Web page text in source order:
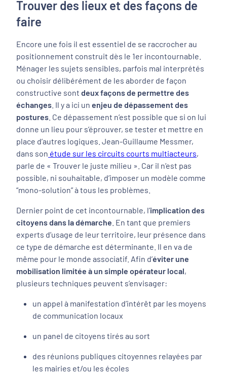
Trouver des lieux et des façons de
faire
Encore une fois il est essentiel de se raccrocher au
positionnement construit dès le 1er incontournable.
Ménager les sujets sensibles, parfois mal interprétés
ou choisir délibérément de les aborder de façon
constructive sont deux façons de permettre des
échanges . Il y a ici un enjeu de dépassement des
postures . Ce dépassement n’est possible que si on lui
donne un lieu pour s’éprouver, se tester et mettre en
place d’autres logiques. Jean-Guillaume Messmer,
dans son étude sur les circuits courts multiacteurs,
parle de « Trouver le juste milieu ». Car il n’est pas
possible, ni souhaitable, d’imposer un modèle comme
“mono-solution” à tous les problèmes.
Dernier point de cet incontournable, l’implication des
citoyens dans la démarche . En tant que premiers
experts d’usage de leur territoire, leur présence dans
ce type de démarche est déterminante. Il en va de
même pour le monde associatif. Afin d’éviter une
mobilisation limitée à un simple opérateur local,
plusieurs techniques peuvent s’envisager:
un appel à manifestation d’intérêt par les moyens
de communication locaux
un panel de citoyens tirés au sort
des réunions publiques citoyennes relayées par
les mairies et/ou les écoles